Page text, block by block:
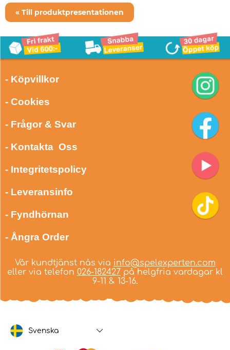
« Till produktpresentationen
- Köpvillkor
- Cookies
- Frågor & Svar
- Kontakta Oss
- Integritetspolicy
- Leveransinfo
- Fyndhörnan
- Ångra Order
Vår kundtjänst nås via info@spelexperten.com
eller via telefon 026-182427 på helgfria vardagar kl
9-11 & 13-16.
Svenska